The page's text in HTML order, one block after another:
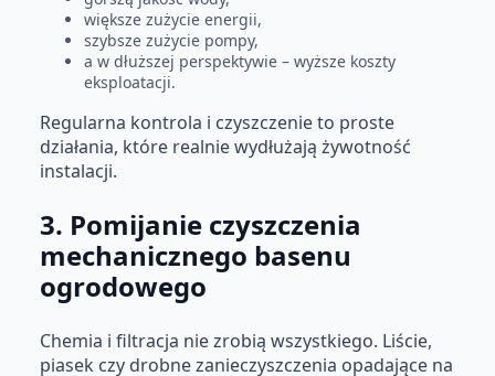
większe zużycie energii,
szybsze zużycie pompy,
a w dłuższej perspektywie – wyższe koszty
eksploatacji.
Regularna kontrola i czyszczenie to proste
działania, które realnie wydłużają żywotność
instalacji.
3. Pomijanie czyszczenia
mechanicznego basenu
ogrodowego
Chemia i filtracja nie zrobią wszystkiego. Liście,
piasek czy drobne zanieczyszczenia opadające na